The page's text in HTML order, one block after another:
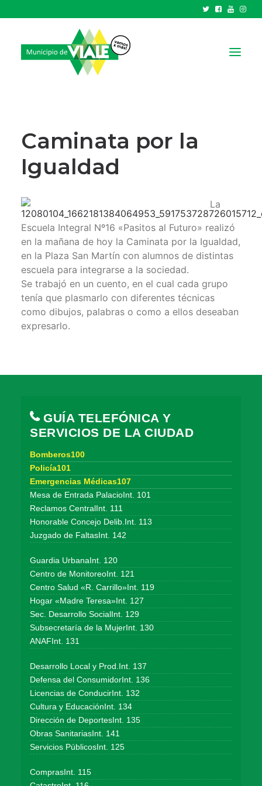
HCD
TRÁMITES Y SERVICIOS
PARQUE INDUSTRIAL
RECAUDACIONES
Caminata por la
Igualdad
La
Escuela Integral Nº16 «Pasitos al Futuro» realizó
en la mañana de hoy la Caminata por la Igualdad,
en la Plaza San Martín con alumnos de distintas
escuela para integrarse a la sociedad.
Se trabajó en un cuento, en el cual cada grupo
tenía que plasmarlo con diferentes técnicas
como dibujos, palabras o como a ellos deseaban
expresarlo.
GUÍA TELEFÓNICA Y
SERVICIOS DE LA CIUDAD
Bomberos100
Policía101
Emergencias Médicas107
Mesa de Entrada PalacioInt. 101
Reclamos CentralInt. 111
Honorable Concejo Delib.Int. 113
Juzgado de FaltasInt. 142
Guardia UrbanaInt. 120
Centro de MonitoreoInt. 121
Centro Salud «R. Carrillo»Int. 119
Hogar «Madre Teresa»Int. 127
Sec. Desarrollo SocialInt. 129
Subsecretaría de la MujerInt. 130
ANAFInt. 131
Desarrollo Local y Prod.Int. 137
Defensa del ConsumidorInt. 136
Licencias de ConducirInt. 132
Cultura y EducaciónInt. 134
Dirección de DeportesInt. 135
Obras SanitariasInt. 141
Servicios PúblicosInt. 125
ComprasInt. 115